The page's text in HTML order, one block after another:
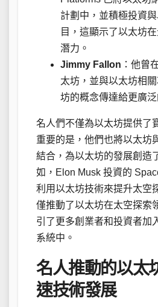
計劃中，並積極投資
目，這顯示了以太坊
潛力。
Jimmy Fallon ：他曾
太坊，並與以太坊相
坊的概念傳達給更廣泛
名人們不僅為以太坊提供了
重要的是，他們也將以太坊
結合，為以太坊的發展創造
如，Elon Musk 投資的
利用以太坊技術來提升太空
僅推動了以太坊在太空探索
引了更多創業者和投資者加
系統中。
名人推動的以太
速技術發展